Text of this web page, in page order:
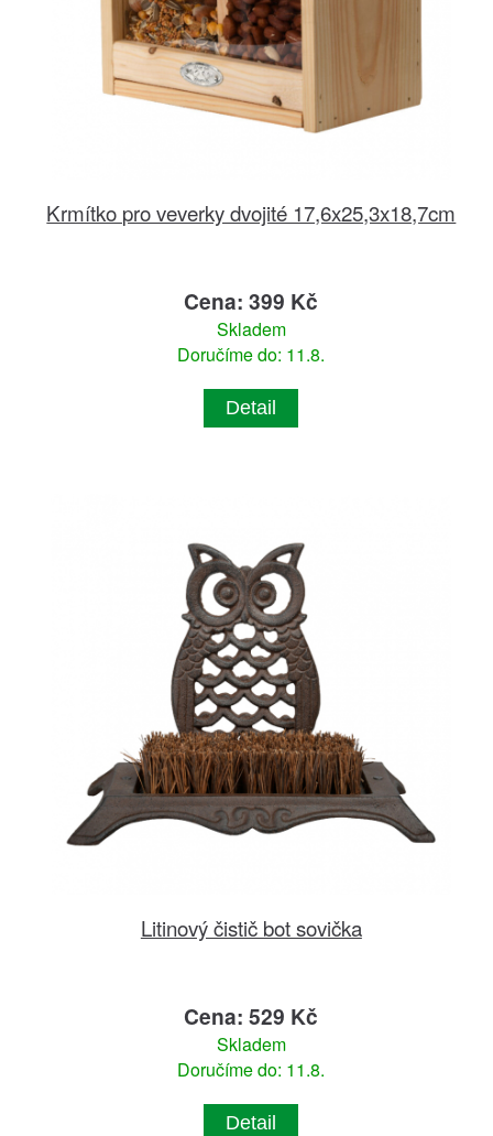
Krmítko pro veverky dvojité 17,6x25,3x18,7cm
Cena: 399 Kč
Skladem
Doručíme do: 11.8.
Detail
Litinový čistič bot sovička
Cena: 529 Kč
Skladem
Doručíme do: 11.8.
Detail